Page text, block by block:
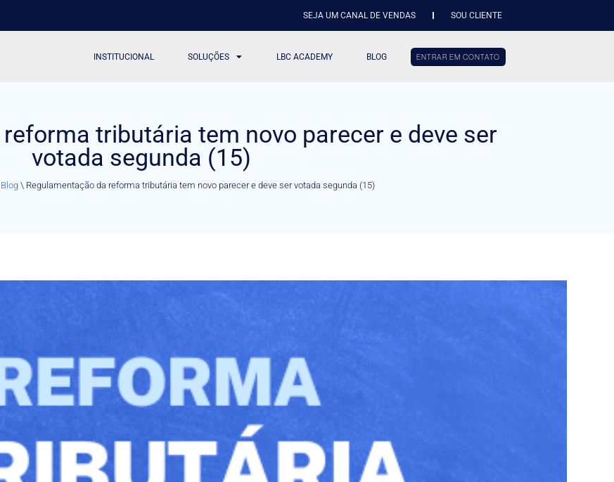
SEJA UM CANAL DE VENDAS SOU CLIENTE
INSTITUCIONAL SOLUÇÕES LBC ACADEMY BLOG ENTRAR EM CONTATO
tributária tem novo parecer e deve ser
votada segunda (15)
Blog\ Regulamentação da reforma tributária tem novo parecer e deve ser votada segunda (15)